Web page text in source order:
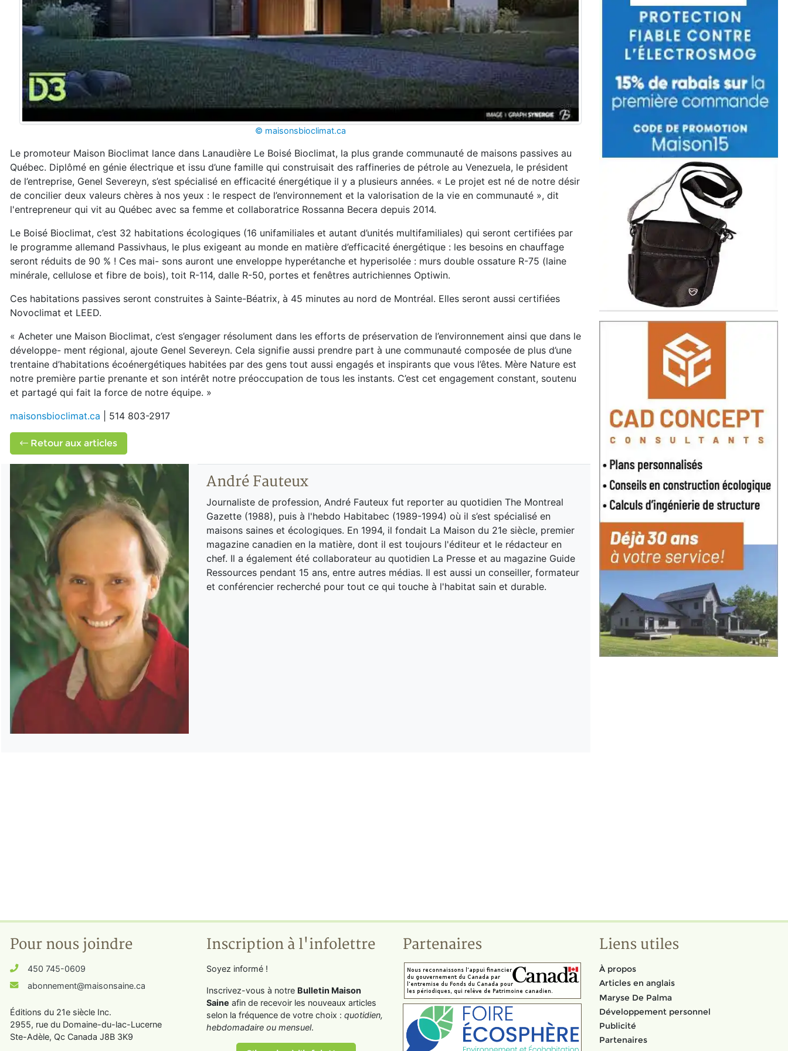
© maisonsbioclimat.ca
Le promoteur Maison Bioclimat lance dans Lanaudière Le Boisé Bioclimat, la plus grande communauté de maisons passives au
Québec. Diplômé en génie électrique et issu d’une famille qui construisait des raffineries de pétrole au Venezuela, le président
de l’entreprise, Genel Severeyn, s’est spécialisé en efficacité énergétique il y a plusieurs années. « Le projet est né de notre désir
de concilier deux valeurs chères à nos yeux : le respect de l’environnement et la valorisation de la vie en communauté », dit
l'entrepreneur qui vit au Québec avec sa femme et collaboratrice Rossanna Becera depuis 2014.
Le Boisé Bioclimat, c’est 32 habitations écologiques (16 unifamiliales et autant d’unités multifamiliales) qui seront certifiées par
le programme allemand Passivhaus, le plus exigeant au monde en matière d’efficacité énergétique : les besoins en chauffage
seront réduits de 90 % ! Ces mai- sons auront une enveloppe hyperétanche et hyperisolée : murs double ossature R-75 (laine
minérale, cellulose et fibre de bois), toit R-114, dalle R-50, portes et fenêtres autrichiennes Optiwin.
Ces habitations passives seront construites à Sainte-Béatrix, à 45 minutes au nord de Montréal. Elles seront aussi certifiées
Novoclimat et LEED.
« Acheter une Maison Bioclimat, c’est s’engager résolument dans les efforts de préservation de l’environnement ainsi que dans le
développe- ment régional, ajoute Genel Severeyn. Cela signifie aussi prendre part à une communauté composée de plus d’une
trentaine d’habitations écoénergétiques habitées par des gens tout aussi engagés et inspirants que vous l’êtes. Mère Nature est
notre première partie prenante et son intérêt notre préoccupation de tous les instants. C’est cet engagement constant, soutenu
et partagé qui fait la force de notre équipe. »
maisonsbioclimat.ca | 514 803-2917
Retour aux articles
André Fauteux
Journaliste de profession, André Fauteux fut reporter au quotidien The Montreal
Gazette (1988), puis à l'hebdo Habitabec (1989-1994) où il s’est spécialisé en
maisons saines et écologiques. En 1994, il fondait La Maison du 21e siècle, premier
magazine canadien en la matière, dont il est toujours l'éditeur et le rédacteur en
chef. Il a également été collaborateur au quotidien La Presse et au magazine Guide
Ressources pendant 15 ans, entre autres médias. Il est aussi un conseiller, formateur
et conférencier recherché pour tout ce qui touche à l'habitat sain et durable.
Pour nous joindre
450 745-0609
abonnement@maisonsaine.ca
Éditions du 21e siècle Inc.
2955, rue du Domaine-du-lac-Lucerne
Ste-Adèle, Qc Canada J8B 3K9
Inscription à l'infolettre
Soyez informé !
Inscrivez-vous à notre Bulletin Maison
Saine afin de recevoir les nouveaux articles
selon la fréquence de votre choix : quotidien,
hebdomadaire ou mensuel.
Partenaires Liens utiles
À propos
Articles en anglais
Maryse De Palma
Développement personnel
Publicité
Partenaires